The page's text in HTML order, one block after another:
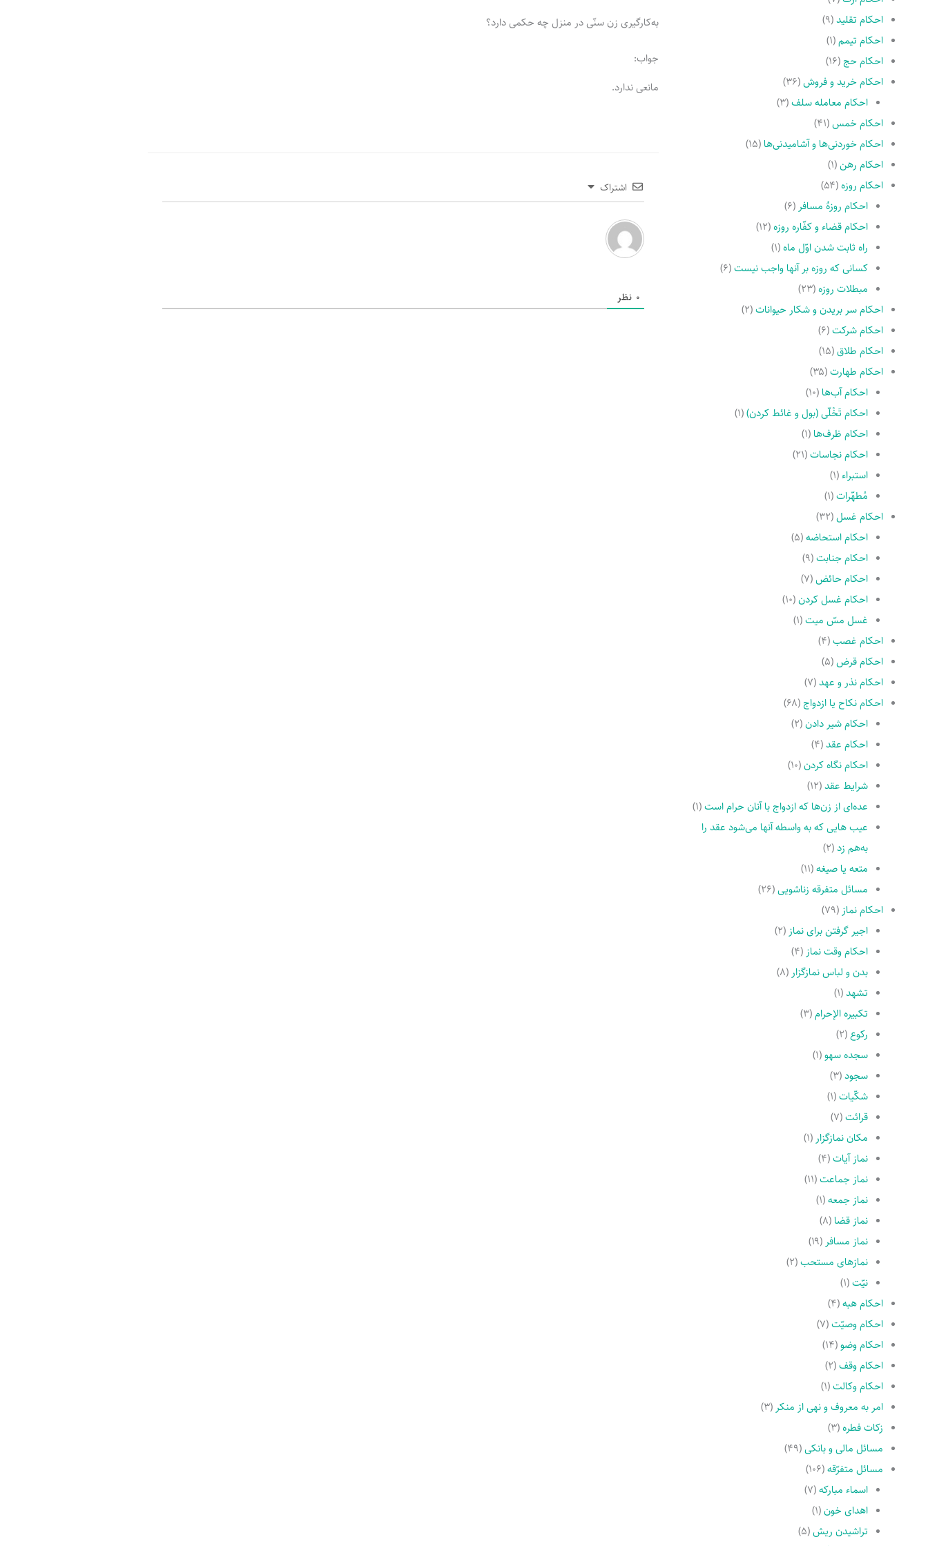
احکام تقلید(۹)
احکام تیمم(۱)
احکام حج (۱۶)
احکام خرید و فروش(۳۶)
احکام معامله سلف(۳)
احکام خمس(۴۱)
احکام خوردنی‌ها و آشامیدنی‌ها(۱۵)
احکام رهن(۱)
احکام روزه(۵۴)
احکام روزۀ مسافر (۶)
احکام قضاء و کفّاره روزه(۱۲)
راه ثابت شدن اوّل ماه(۱)
کسانى که روزه بر آنها واجب نیست(۶)
مبطلات روزه(۲۳)
احکام سر بریدن و شکار حیوانات(۲)
احکام شرکت(۶)
احکام طلاق(۱۵)
احکام طهارت(۳۵)
احکام آب‌ها(۱۰)
احکام تَخْلّى (بول و غائط کردن)(۱)
احکام ظرف‌ها(۱)
احکام نجاسات(۲۱)
استبراء(۱)
مُطهّرات(۱)
احکام غسل(۳۲)
احکام استحاضه(۵)
احکام جنابت(۹)
احکام حائض(۷)
احکام غسل کردن(۱۰)
غسل مسّ میت(۱)
احکام غصب(۴)
احکام قرض(۵)
احکام نذر و عهد(۷)
احکام نکاح یا ازدواج (۶۸)
احکام شیر دادن(۲)
احکام عقد(۴)
احکام نگاه کردن(۱۰)
شرایط عقد(۱۲)
عده‌اى از زن‌ها که ازدواج با آنان حرام است(۱)
عیب هایى که به واسطه آنها مى‌شود عقد را
به‌هم زد(۲)
متعه یا صیغه(۱۱)
مسائل متفرقه زناشویى(۲۶)
احکام نماز (۷۹)
اجیر گرفتن براى نماز (۲)
احکام وقت نماز (۴)
بدن و لباس نمازگزار (۸)
تشهد(۱)
تکبیره الإحرام(۳)
رکوع(۲)
سجده سهو(۱)
سجود(۳)
شکّیات(۱)
قرائت(۷)
مکان نمازگزار (۱)
نماز آیات(۴)
نماز جماعت(۱۱)
نماز جمعه(۱)
نماز قضا(۸)
نماز مسافر (۱۹)
نمازهاى مستحب(۲)
نیّت(۱)
احکام هبه(۴)
احکام وصیّت(۷)
احکام وضو(۱۴)
احکام وقف(۲)
احکام وکالت(۱)
امر به معروف و نهى از منکر (۳)
زکات فطره(۳)
مسائل مالی و بانکی(۴۹)
مسائل متفرّقه(۱۰۶)
اسماء مبارکه(۷)
اهدای خون(۱)
تراشیدن ریش(۵)
به‌کارگیری زن سنّی در منزل چه حکمی دارد؟
جواب:
مانعی ندارد.
اشتراک
0 نظر